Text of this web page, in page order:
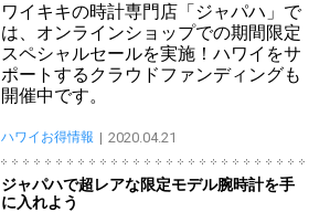
ワイキキの時計専門店「ジャパハ」で
は、オンラインショップでの期間限定
スペシャルセールを実施！ハワイをサ
ポートするクラウドファンディングも
開催中です。
ハワイお得情報 2020.04.21
ジャパハで超レアな限定モデル腕時計を手
に入れよう